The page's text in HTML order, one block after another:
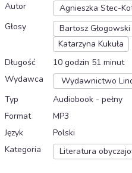
Autor
Agnieszka Stec-
Głosy
Bartosz Głogowski
Katarzyna Kukuła
Długość
10 godzin 51 minut
Wydawca
Wydawnictwo
Typ
Audiobook - pełny
Format
MP3
Język
Polski
Kategoria
Literatura